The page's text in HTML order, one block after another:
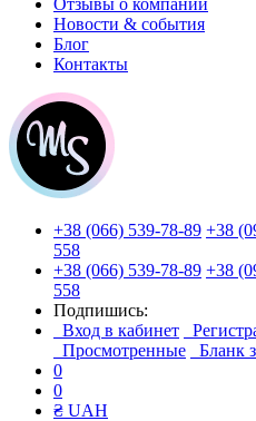
Отзывы о компании
Новости & события
Блог
Контакты
+38 (066) 539-78-89 +38
558
+38 (066) 539-78-89 +38
558
Подпишись:
Вход в кабинет
Просмотренные
Бланк
0
0
₴ UAH